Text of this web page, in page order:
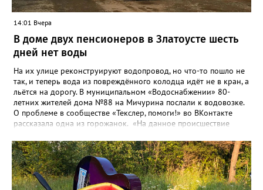
14:01 Вчера
В доме двух пенсионеров в Златоусте шесть
дней нет воды
На их улице реконструируют водопровод, но что-то пошло не
так, и теперь вода из повреждённого колодца идёт не в кран, а
льётся на дорогу. В муниципальном «Водоснабжении» 80-
летних жителей дома №88 на Мичурина послали к водовозке.
О проблеме в сообществе «Текслер, помоги!» во ВКонтакте
рассказала одна из горожанок. «На данное происшествие
гл.инженера Шепелева А.Н. из обслуживающей организации
МУП ЗГО "Златоустовское Водоснабжение" ул. Островского, 7,
никакие работы по восстановлению подачи воды в дом
проводиться не будут. Вот уже шесть дней пенсионеры без
воды!», - пишет возмущённая женщина (стиль, орфография и